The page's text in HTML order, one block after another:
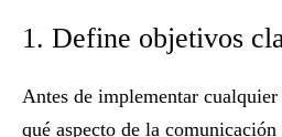
1. Define objetivos
Antes de implementar
qué aspecto de la